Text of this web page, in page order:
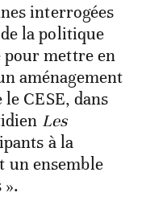
interrogées
la politique
pour mettre en
aménagement
CESE, dans
Les
à la
un ensemble
».